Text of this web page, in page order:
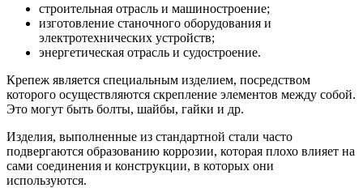
строительная отрасль и машиностроение;
изготовление станочного оборудования и
электротехнических устройств;
энергетическая отрасль и судостроение.
Крепеж является специальным изделием, посредством
которого осуществляются скрепление элементов между собой.
Это могут быть болты, шайбы, гайки и др.
Изделия, выполненные из стандартной стали часто
подвергаются образованию коррозии, которая плохо влияет на
сами соединения и конструкции, в которых они
используются.